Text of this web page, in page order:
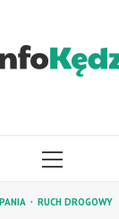
PRIMARY
RUCH DROGOWY